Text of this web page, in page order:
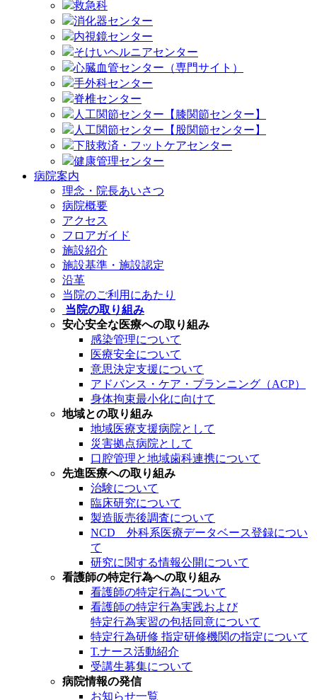
救急科
消化器センター
内視鏡センター
そけいヘルニアセンター
心臓血管センター（専門サイト）
手外科センター
脊椎センター
人工関節センター【膝関節センター】
人工関節センター【股関節センター】
下肢救済・フットケアセンター
健康管理センター
病院案内
理念・院長あいさつ
病院概要
アクセス
フロアガイド
施設紹介
施設基準・施設認定
沿革
当院のご利用にあたり
当院の取り組み
安心安全な医療への取り組み
感染管理について
医療安全について
意思決定支援について
アドバンス・ケア・プランニング（ACP）
身体拘束最小化に向けて
地域との取り組み
地域医療支援病院として
災害拠点病院として
口腔管理と地域歯科連携について
先進医療への取り組み
治験について
臨床研究について
製造販売後調査について
NCD 外科系医療データベース登録につい
て
研究に関する情報公開について
看護師の特定行為への取り組み
看護師の特定行為について
看護師の特定行為実践および
特定行為実習の包括同意について
特定行為研修 指定研修機関の指定について
T.ナース活動紹介
受講生募集について
病院情報の発信
お知らせ一覧